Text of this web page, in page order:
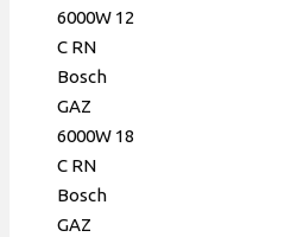
6000W 12
С RN
Bosch
GAZ
6000W 18
C RN
Bosch
GAZ